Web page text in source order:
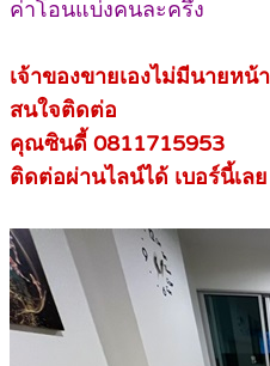
ค่าโอนแบ่งคนละครึ่ง
เจ้าของขายเองไม่มีนายหน้า
สนใจติดต่อ
คุณซินดี้ 0811715953
ติดต่อผ่านไลน์ได้ เบอร์นี้เลย